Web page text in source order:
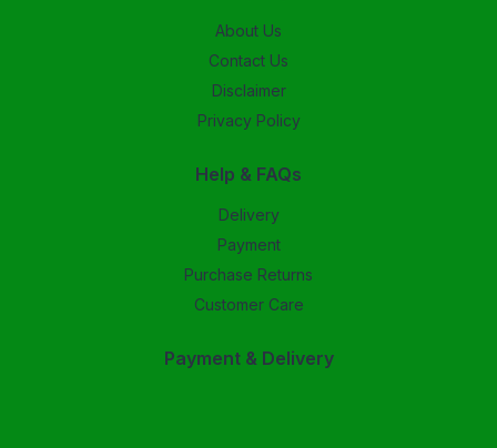
About Us
Contact Us
Disclaimer
Privacy Policy
Help & FAQs
Delivery
Payment
Purchase Returns
Customer Care
Payment & Delivery